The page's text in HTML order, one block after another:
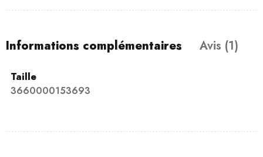
Informations complémentaires Avis (1)
Taille
3660000153693